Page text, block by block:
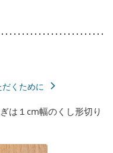
くために
は１cm幅のくし形切り